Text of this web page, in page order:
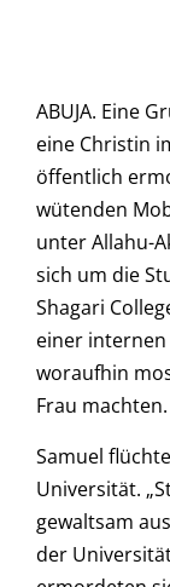
ABUJA. Eine
eine Christin
öffentlich
wütenden
unter Allahu-
sich um die
Shagari
einer
woraufhin
Frau machten.
Samuel
Universität.
gewaltsam
der